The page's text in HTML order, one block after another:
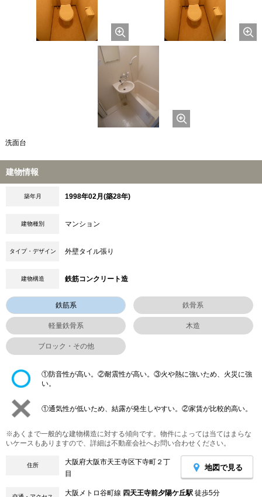
洗面台
建物情報
築年月 1998年02月(築28年)
建物種別 マンション
タイプ・デザイン 外壁タイル張り
建物構造 鉄筋コンクリート造
鉄筋系 鉄骨系
軽量鉄骨系 木造
ブロック・その他
①防音性が高い。②耐震性が高い。③火や熱に強いため、火災に強
い。
①通気性が低いため、結露が発生しやすい。②家賃が比較的高い。
※あくまで一般的な建物構造に対する傾向です。物件によっては当てはまらな
いケースもありますので、詳細は不動産会社へお問い合わせください。
住所
大阪府大阪市天王寺区下寺町２丁
目
地図で見る
大阪メトロ谷町線 四天王寺前夕陽ケ丘駅 徒歩5分